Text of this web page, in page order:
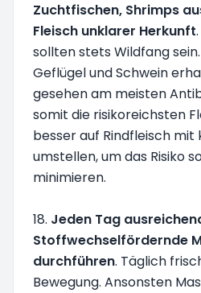
Zuchtfischen, Shrimps
Fleisch unklarer Herkunft
sollten stets Wildfang
Geflügel und Schwein
gesehen am meisten
somit die risikoreichsten
besser auf Rindfleisch
umstellen, um das Risiko
minimieren.
18. Jeden Tag
Stoffwechselfördernde
durchführen. Täglich
Bewegung. Ansonsten